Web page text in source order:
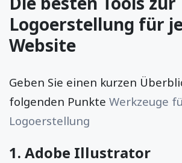
Logoerstellung für
Website
Geben Sie einen kurzen
folgenden Punkte Werkzeuge
Logoerstellung
1. Adobe Illustrator